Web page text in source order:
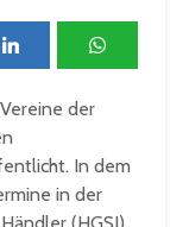
der
In dem
in der